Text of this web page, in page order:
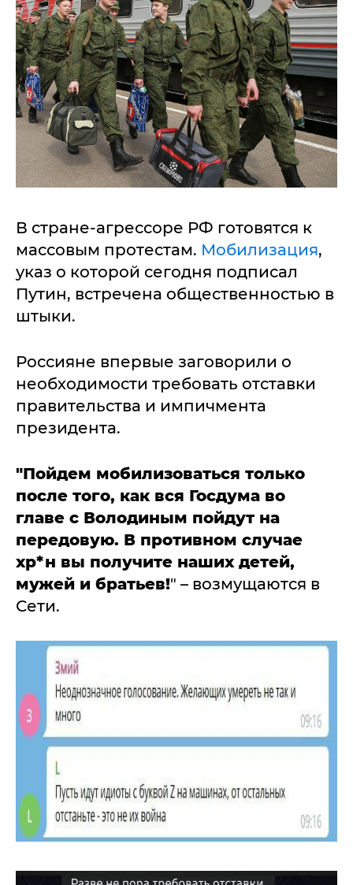
В стране-агрессоре РФ готовятся к
массовым протестам. Мобилизация,
указ о которой сегодня подписал
Путин, встречена общественностью в
штыки.
Россияне впервые заговорили о
необходимости требовать отставки
правительства и импичмента
президента.
"Пойдем мобилизоваться только
после того, как вся Госдума во
главе с Володиным пойдут на
передовую. В противном случае
хр*н вы получите наших детей,
мужей и братьев!" – возмущаются в
Сети.